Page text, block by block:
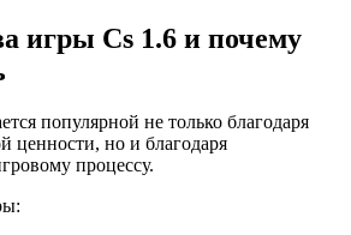
игры Cs 1.6 и почему
популярной не только благодаря
ценности, но и благодаря
процессу.